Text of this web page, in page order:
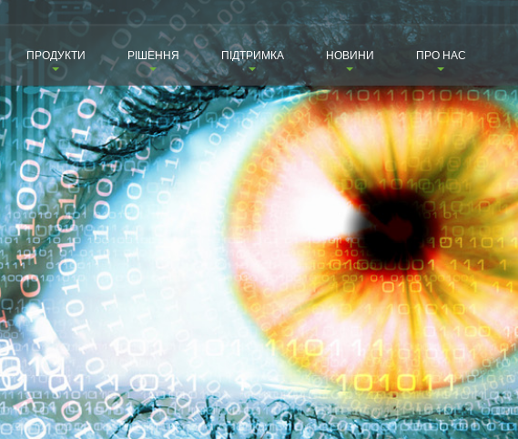
ПРОДУКТИ РІШЕННЯ ПІДТРИМКА НОВИНИ ПРО НАС